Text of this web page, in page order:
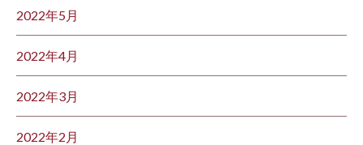
2022年5月
2022年4月
2022年3月
2022年2月